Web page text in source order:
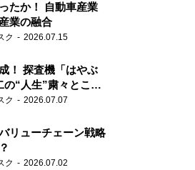
たか！ 自動車産業
業の融合
ク 2026.07.15
！ 探査機「はやぶ
の“人生”粛々とこな
ク 2026.07.07
リューチェーン戦略
ク 2026.07.02